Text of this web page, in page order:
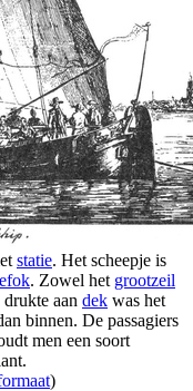
statie. Het scheepje is
. Zowel het grootzeil
aan dek was het
binnen. De passagiers
men een soort
)